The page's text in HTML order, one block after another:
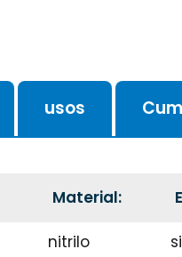
usos
Material:
nitrilo